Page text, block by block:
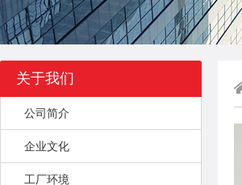
关于我们
公司简介
企业文化
工厂环境